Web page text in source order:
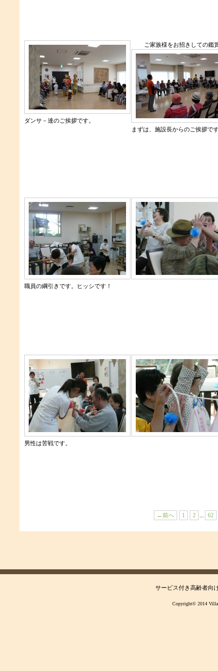
ダンサ－達のご挨拶です。
ご家族様をお招きしての鑑
まずは、施設長からのご挨拶で
職員の綱引きです。ヒッシです！
男性は苦戦です。
←前へ 1 2 ... 62
サービス付き高齢者向
Copyright© 2014 Villa